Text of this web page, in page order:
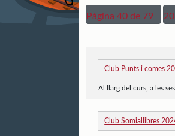
Página 40 de 79
Club Punts i comes
Al llarg del curs, a les
Club Somiallibres